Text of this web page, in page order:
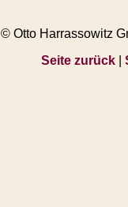
© Otto Harrassowitz
Seite zurück|